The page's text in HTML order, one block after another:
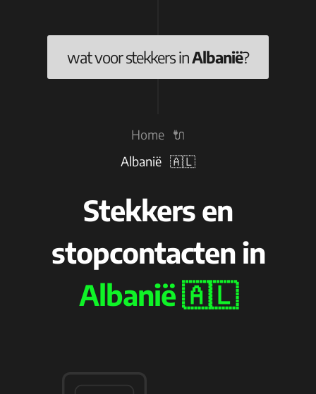
wat voor stekkers inAlbanië?
Home 🔌
Albanië 🇦🇱
Stekkers en
stopcontacten in
Albanië 🇦🇱